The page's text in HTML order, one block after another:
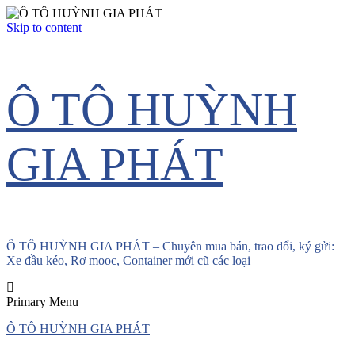
Skip to content
Ô TÔ HUỲNH
GIA PHÁT
Ô TÔ HUỲNH GIA PHÁT – Chuyên mua bán, trao đổi, ký gửi:
Xe đầu kéo, Rơ mooc, Container mới cũ các loại
Primary Menu
Ô TÔ HUỲNH GIA PHÁT